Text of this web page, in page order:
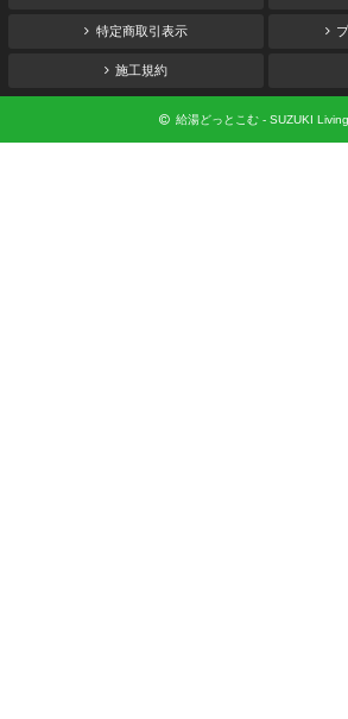
特定商取引表示
施工規約
給湯どっとこむ - SUZUKI